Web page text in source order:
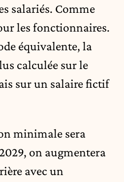
salariés. Comme
les fonctionnaires.
équivalente, la
calculée sur le
sur un salaire fictif
minimale sera
on augmentera
avec un